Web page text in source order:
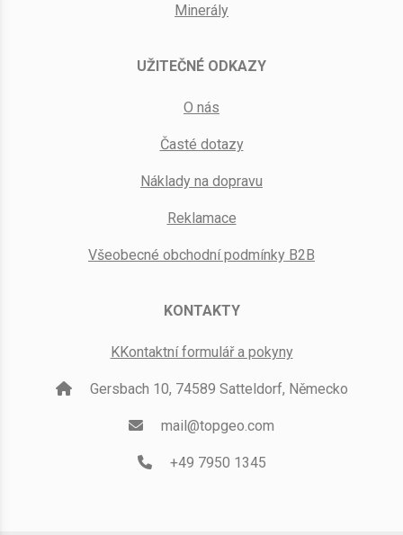
Minerály
UŽITEČNÉ ODKAZY
O nás
Časté dotazy
Náklady na dopravu
Reklamace
Všeobecné obchodní podmínky B2B
KONTAKTY
KKontaktní formulář a pokyny
Gersbach 10, 74589 Satteldorf, Německo
mail@topgeo.com
+49 7950 1345